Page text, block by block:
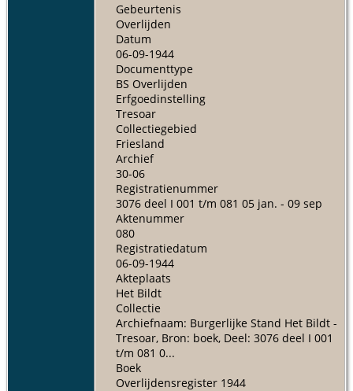
Gebeurtenis
Overlijden
Datum
06-09-1944
Documenttype
BS Overlijden
Erfgoedinstelling
Tresoar
Collectiegebied
Friesland
Archief
30-06
Registratienummer
3076 deel I 001 t/m 081 05 jan. - 09 sep
Aktenummer
080
Registratiedatum
06-09-1944
Akteplaats
Het Bildt
Collectie
Archiefnaam: Burgerlijke Stand Het Bildt -
Tresoar, Bron: boek, Deel: 3076 deel I 001
t/m 081 0...
Boek
Overlijdensregister 1944